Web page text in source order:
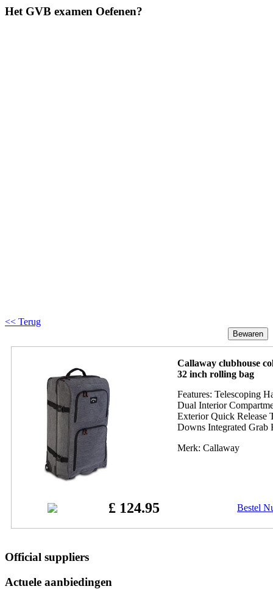
Het GVB examen Oefenen?
<< Terug
Callaway clubhouse
32 inch rolling bag
Features: Telescoping
Dual Interior
Exterior Quick Release
Downs Integrated Grab
Merk: Callaway
£ 124.95 Bestel
Official suppliers
Actuele aanbiedingen